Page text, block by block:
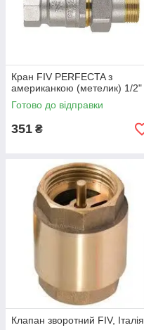
Кран FIV PERFECTA з
американкою (метелик) 1/2"
Готово до відправки
351 ₴
Клапан зворотний FIV, Італія